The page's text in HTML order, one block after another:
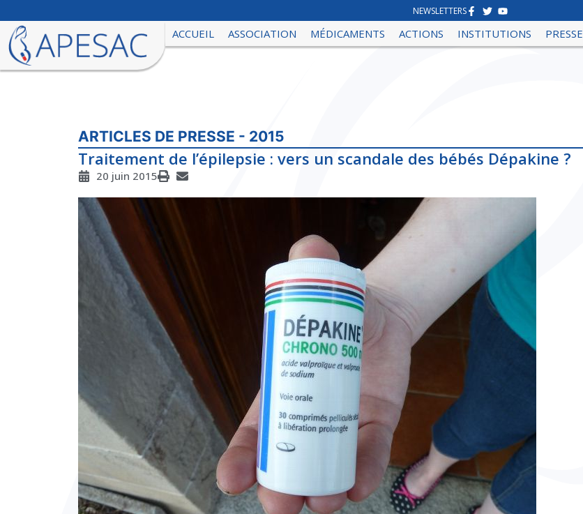
NEWSLETTERS
ACCUEIL ASSOCIATION MÉDICAMENTS ACTIONS INSTITUTIONS PRESSE
ARTICLES DE PRESSE - 2015
Traitement de l’épilepsie : vers un scandale des bébés Dépakine ?
20 juin 2015